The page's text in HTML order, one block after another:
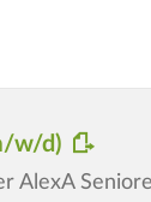
w/d)
AlexA